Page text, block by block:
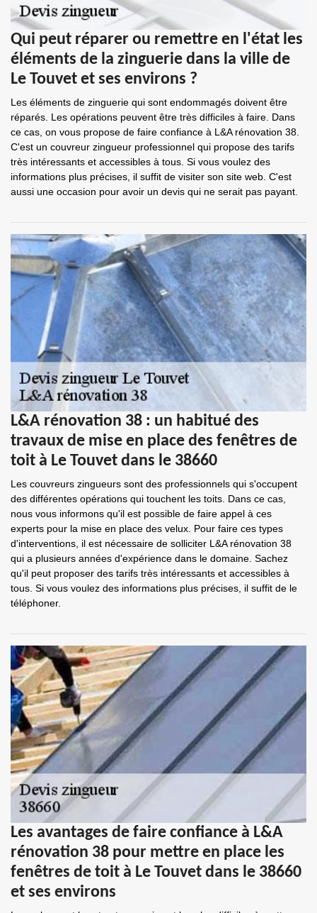
Qui peut réparer ou remettre en l'état les
éléments de la zinguerie dans la ville de
Le Touvet et ses environs ?
Les éléments de zinguerie qui sont endommagés doivent être
réparés. Les opérations peuvent être très difficiles à faire. Dans
ce cas, on vous propose de faire confiance à L&A rénovation 38.
C'est un couvreur zingueur professionnel qui propose des tarifs
très intéressants et accessibles à tous. Si vous voulez des
informations plus précises, il suffit de visiter son site web. C'est
aussi une occasion pour avoir un devis qui ne serait pas payant.
L&A rénovation 38 : un habitué des
travaux de mise en place des fenêtres de
toit à Le Touvet dans le 38660
Les couvreurs zingueurs sont des professionnels qui s'occupent
des différentes opérations qui touchent les toits. Dans ce cas,
nous vous informons qu'il est possible de faire appel à ces
experts pour la mise en place des velux. Pour faire ces types
d'interventions, il est nécessaire de solliciter L&A rénovation 38
qui a plusieurs années d'expérience dans le domaine. Sachez
qu'il peut proposer des tarifs très intéressants et accessibles à
tous. Si vous voulez des informations plus précises, il suffit de le
téléphoner.
Les avantages de faire confiance à L&A
rénovation 38 pour mettre en place les
fenêtres de toit à Le Touvet dans le 38660
et ses environs